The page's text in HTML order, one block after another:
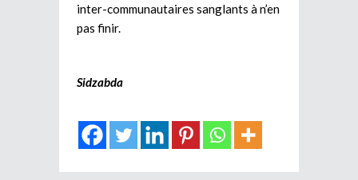
inter-communautaires sanglants à n’en
pas finir.
Sidzabda